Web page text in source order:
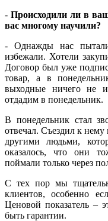
- Происходили ли в
вас многому научили?
- Однажды нас
избежали. Хотели
Договор был уже
товар, а в
выходные ничего не
отдадим в понедельник.
В понедельник стал
отвечал. Съездил к
другими людьми,
оказалось, что они
поймали только через
С тех пор мы
клиентов, особенно
Ценовой показатель –
быть гарантии.